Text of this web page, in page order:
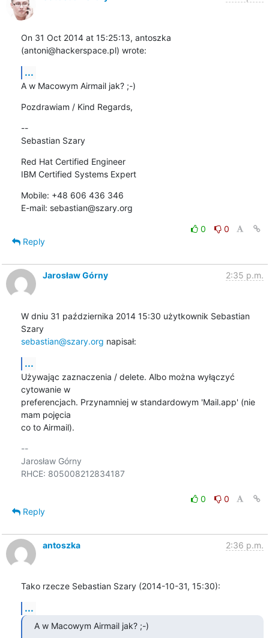
On 31 Oct 2014 at 15:25:13, antoszka
(antoni@hackerspace.pl) wrote:
...
A w Macowym Airmail jak? ;-)
Pozdrawiam / Kind Regards,
--
Sebastian Szary
Red Hat Certified Engineer
IBM Certified Systems Expert
Mobile: +48 606 436 346
E-mail: sebastian@szary.org
0
0
Reply
Jarosław Górny 2:35 p.m.
W dniu 31 października 2014 15:30 użytkownik Sebastian
Szary
sebastian@szary.org napisał:
...
Używając zaznaczenia / delete. Albo można wyłączyć
cytowanie w
preferencjach. Przynamniej w standardowym 'Mail.app' (nie
mam pojęcia
co to Airmail).
--
Jarosław Górny
RHCE: 805008212834187
0
0
Reply
antoszka 2:36 p.m.
Tako rzecze Sebastian Szary (2014-10-31, 15:30):
...
A w Macowym Airmail jak? ;-)